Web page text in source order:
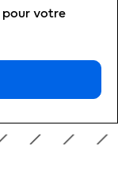
pour votre